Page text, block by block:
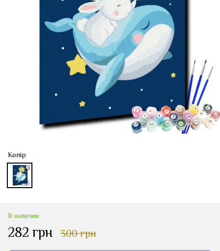
Колір
В наличии
282 грн 300 грн